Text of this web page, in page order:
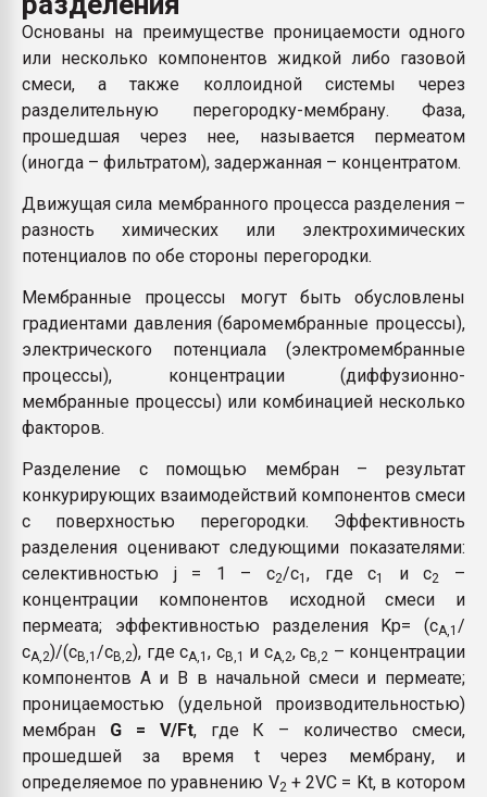
бутылок
ПЕРЕЙТИ НА
Основаны на преимуществе проницаемости одного
или несколько компонентов жидкой либо газовой
смеси, а также коллоидной системы через
разделительную перегородку-мембрану. Фаза,
прошедшая через нее, называется пермеатом
(иногда – фильтратом), задержанная – концентратом.
Движущая сила мембранного процесса разделения –
разность химических или электрохимических
потенциалов по обе стороны перегородки.
Мембранные процессы могут быть обусловлены
градиентами давления (баромембранные процессы),
электрического потенциала (электромембранные
процессы), концентрации (диффузионно-
мембранные процессы) или комбинацией несколько
факторов.
Разделение с помощью мембран – результат
конкурирующих взаимодействий компонентов смеси
с поверхностью перегородки. Эффективность
разделения оценивают следующими показателями:
селективностью j = 1 – c2/c1 , где с1 и с2
–
концентрации компонентов исходной смеси и
пермеата; эффективностью разделения Kp= (сА,1 /
сА,2)/(сВ,1 /сВ,2), где сА,1 , сВ,1 и сA,2, сВ,2 – концентрации
компонентов А и В в начальной смеси и пермеате;
проницаемостью (удельной производительностью)
мембран G = V/Ft, где К – количество смеси,
прошедшей за время t через мембрану, и
определяемое по уравнению V2 + 2VC = Kt, в котором